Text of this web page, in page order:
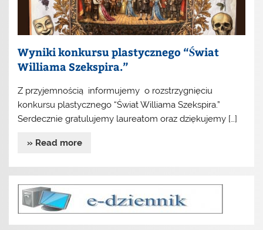
Wyniki konkursu plastycznego “Świat
Williama Szekspira.”
Z przyjemnością informujemy o rozstrzygnięciu
konkursu plastycznego “Świat Williama Szekspira.”
Serdecznie gratulujemy laureatom oraz dziękujemy […]
» Read more